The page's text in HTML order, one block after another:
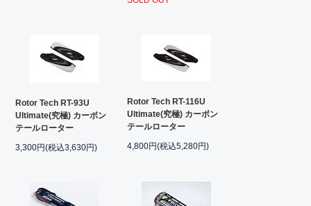
Rotor Tech RT-93U
Ultimate(究極) カーボン
テールローター
3,300円(税込3,630円)
Rotor Tech RT-116U
Ultimate(究極) カーボン
テールローター
4,800円(税込5,280円)